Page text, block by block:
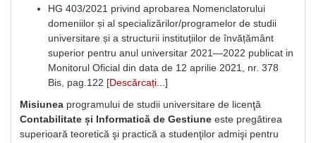
HG 403/2021 privind aprobarea Nomenclatorului
domeniilor și al specializărilor/programelor de studii
universitare și a structurii instituțiilor de învățământ
superior pentru anul universitar 2021—2022 publicat in
Monitorul Oficial din data de 12 aprilie 2021, nr. 378
Bis, pag.122 [Descărcați... ]
Misiunea programului de studii universitare de licenţă
Contabilitate și Informatică de Gestiune este pregătirea
superioară teoretică şi practică a studenţilor admişi pentru